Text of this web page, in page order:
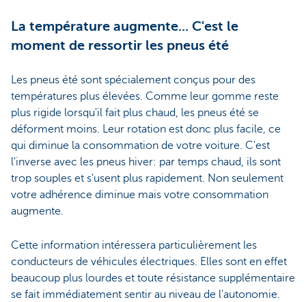
La température augmente... C'est le
moment de ressortir les pneus été
Les pneus été sont spécialement conçus pour des
températures plus élevées. Comme leur gomme reste
plus rigide lorsqu'il fait plus chaud, les pneus été se
déforment moins. Leur rotation est donc plus facile, ce
qui diminue la consommation de votre voiture. C'est
l'inverse avec les pneus hiver: par temps chaud, ils sont
trop souples et s'usent plus rapidement. Non seulement
votre adhérence diminue mais votre consommation
augmente.
Cette information intéressera particulièrement les
conducteurs de véhicules électriques. Elles sont en effet
beaucoup plus lourdes et toute résistance supplémentaire
se fait immédiatement sentir au niveau de l'autonomie.